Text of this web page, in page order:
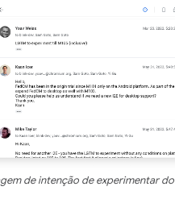
de intenção de experimentar do